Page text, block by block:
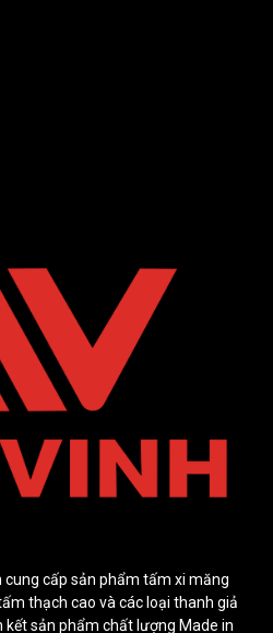
cung cấp sản phẩm tấm xi măng
thạch cao và các loại thanh giả
kết sản phẩm chất lượng Made in